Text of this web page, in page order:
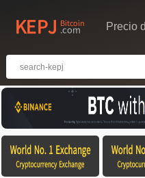
Precio